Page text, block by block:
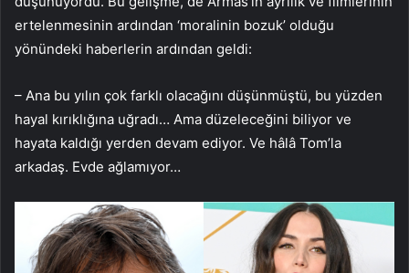
ertelenmesinin ardından ‘moralinin bozuk’ olduğu
yönündeki haberlerin ardından geldi:
– Ana bu yılın çok farklı olacağını düşünmüştü, bu yüzden
hayal kırıklığına uğradı… Ama düzeleceğini biliyor ve
hayata kaldığı yerden devam ediyor. Ve hâlâ Tom’la
arkadaş. Evde ağlamıyor…